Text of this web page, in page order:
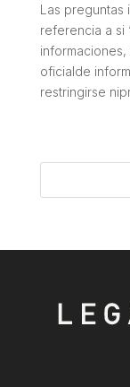
Las preguntas
referencia a si
oficialde
restringirse